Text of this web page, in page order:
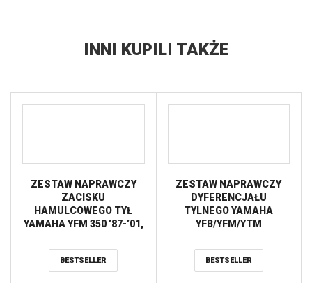
INNI KUPILI TAKŻE
ZESTAW NAPRAWCZY
ZACISKU
HAMULCOWEGO TYŁ
YAMAHA YFM 350 ’87-’01,
TOURMAX
BESTSELLER
ZESTAW NAPRAWCZY
DYFERENCJAŁU
TYLNEGO YAMAHA
YFB/YFM/YTM
BESTSELLER